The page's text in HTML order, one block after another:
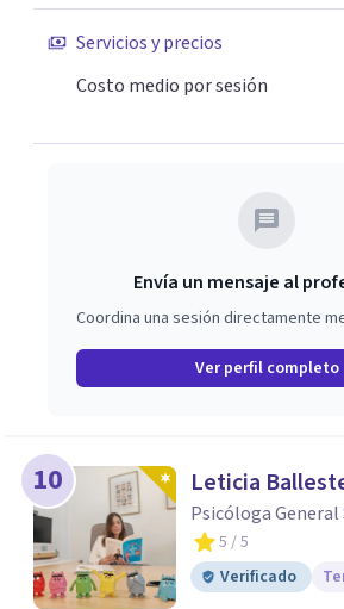
Servicios y precios
Costo medio por sesión
Envía un mensaje al
Coordina una sesión directamente
Ver perfil completo
10 Leticia
Psicóloga
5 / 5
Verificado